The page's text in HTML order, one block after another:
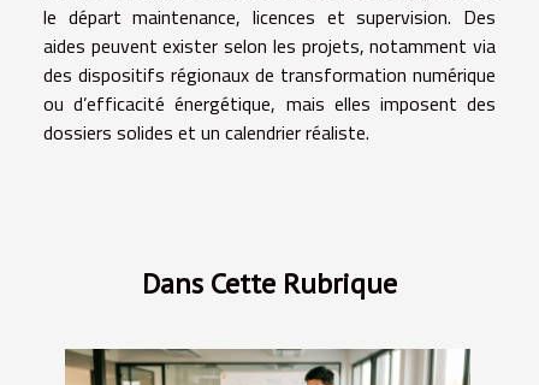
le départ maintenance, licences et supervision. Des
aides peuvent exister selon les projets, notamment via
des dispositifs régionaux de transformation numérique
ou d’efficacité énergétique, mais elles imposent des
dossiers solides et un calendrier réaliste.
Dans Cette Rubrique